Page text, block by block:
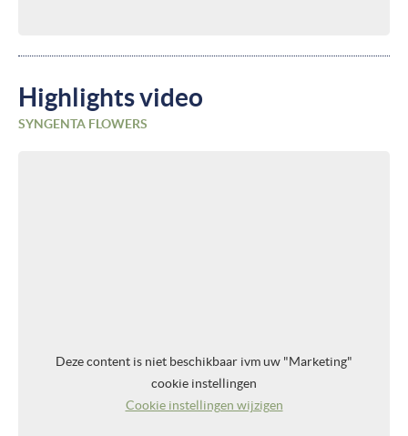
Highlights video
SYNGENTA FLOWERS
Deze content is niet beschikbaar ivm uw "Marketing"
cookie instellingen
Cookie instellingen wijzigen